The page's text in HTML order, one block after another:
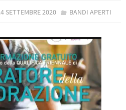
SETTEMBRE 2020 BANDI APERTI